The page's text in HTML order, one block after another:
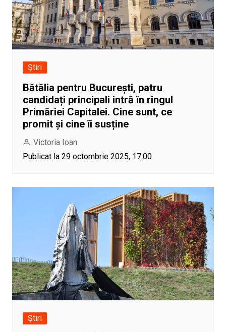
Știri
Bătălia pentru București, patru
candidați principali intră în ringul
Primăriei Capitalei. Cine sunt, ce
promit și cine îi susține
Victoria Ioan
Publicat la 29 octombrie 2025, 17:00
Știri